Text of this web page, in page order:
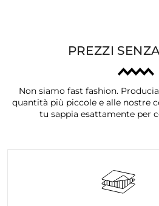
PREZZI
Non siamo fast fashion.
quantità più piccole e alle nostre
tu sappia esattamente per